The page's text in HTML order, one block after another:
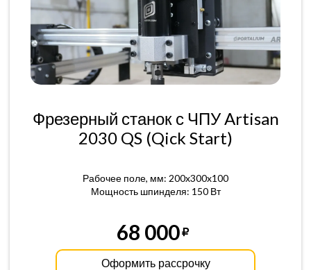
Фрезерный станок с ЧПУ Artisan
2030 QS (Qick Start)
Рабочее поле, мм: 200x300x100
Мощность шпинделя: 150 Вт
68 000
Оформить рассрочку